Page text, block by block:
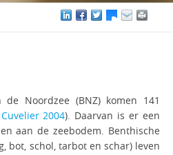
Noordzee (BNZ) komen 141
2004). Daarvan is er een
aan de zeebodem. Benthische
bot, schol, tarbot en schar) leven